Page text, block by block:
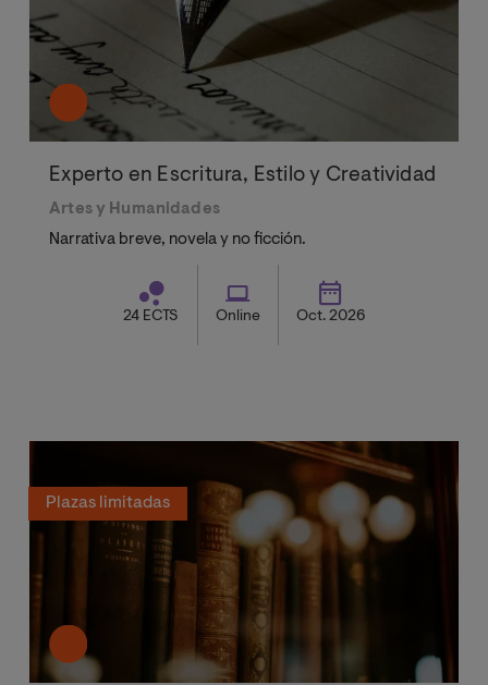
Experto en Escritura, Estilo y Creatividad
Artes y Humanidades
Narrativa breve, novela y no ficción.
24 ECTS Online Oct. 2026
Plazas limitadas